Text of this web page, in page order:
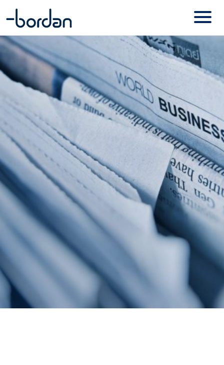
Contact
Online diensten – Mijn Bordan
Onze merken
Visionplanner
Exact Online
NMBRS